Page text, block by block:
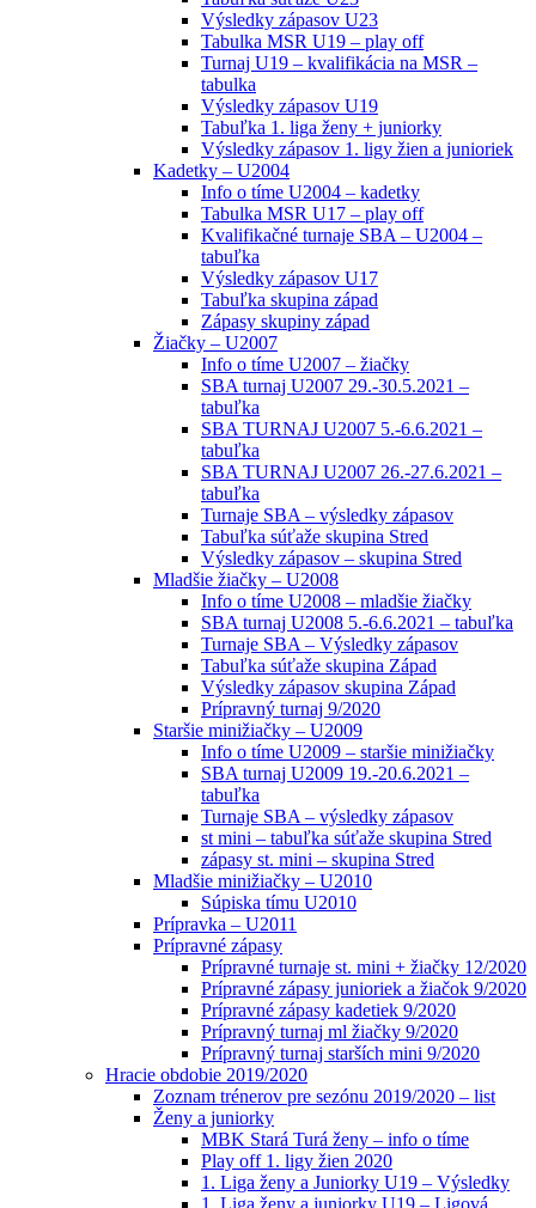
Výsledky zápasov U23
Tabulka MSR U19 – play off
Turnaj U19 – kvalifikácia na MSR –
tabulka
Výsledky zápasov U19
Tabuľka 1. liga ženy + juniorky
Výsledky zápasov 1. ligy žien a junioriek
Kadetky – U2004
Info o tíme U2004 – kadetky
Tabulka MSR U17 – play off
Kvalifikačné turnaje SBA – U2004 –
tabuľka
Výsledky zápasov U17
Tabuľka skupina západ
Zápasy skupiny západ
Žiačky – U2007
Info o tíme U2007 – žiačky
SBA turnaj U2007 29.-30.5.2021 –
tabuľka
SBA TURNAJ U2007 5.-6.6.2021 –
tabuľka
SBA TURNAJ U2007 26.-27.6.2021 –
tabuľka
Turnaje SBA – výsledky zápasov
Tabuľka súťaže skupina Stred
Výsledky zápasov – skupina Stred
Mladšie žiačky – U2008
Info o tíme U2008 – mladšie žiačky
SBA turnaj U2008 5.-6.6.2021 – tabuľka
Turnaje SBA – Výsledky zápasov
Tabuľka súťaže skupina Západ
Výsledky zápasov skupina Západ
Prípravný turnaj 9/2020
Staršie minižiačky – U2009
Info o tíme U2009 – staršie minižiačky
SBA turnaj U2009 19.-20.6.2021 –
tabuľka
Turnaje SBA – výsledky zápasov
st mini – tabuľka súťaže skupina Stred
zápasy st. mini – skupina Stred
Mladšie minižiačky – U2010
Súpiska tímu U2010
Prípravka – U2011
Prípravné zápasy
Prípravné turnaje st. mini + žiačky 12/2020
Prípravné zápasy junioriek a žiačok 9/2020
Prípravné zápasy kadetiek 9/2020
Prípravný turnaj ml žiačky 9/2020
Prípravný turnaj starších mini 9/2020
Hracie obdobie 2019/2020
Zoznam trénerov pre sezónu 2019/2020 – list
Ženy a juniorky
MBK Stará Turá ženy – info o tíme
Play off 1. ligy žien 2020
1. Liga ženy a Juniorky U19 – Výsledky
1. Liga ženy a juniorky U19 – Ligová